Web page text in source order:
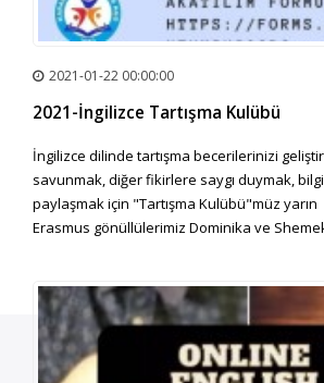
2021-01-22 00:00:00
2021-İngilizce Tartışma Kulübü
İngilizce dilinde tartışma becerilerinizi
savunmak, diğer fikirlere saygı duymak,
paylaşmak için "Tartışma Kulübü"müz yarın
Erasmus gönüllülerimiz Dominika ve